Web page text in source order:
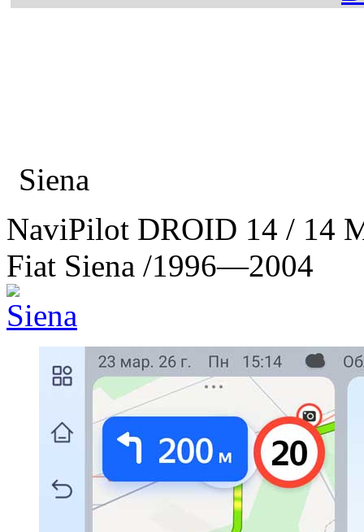
Siena
NaviPilot DROID 14 / 14
Fiat Siena /1996—2004